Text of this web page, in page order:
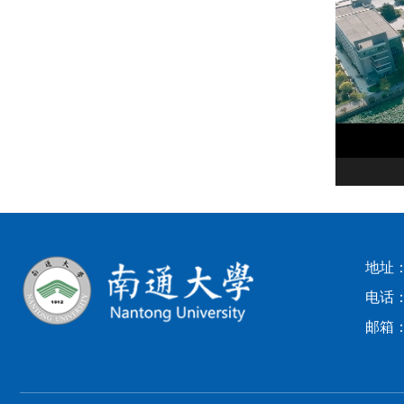
地址
电话
邮箱